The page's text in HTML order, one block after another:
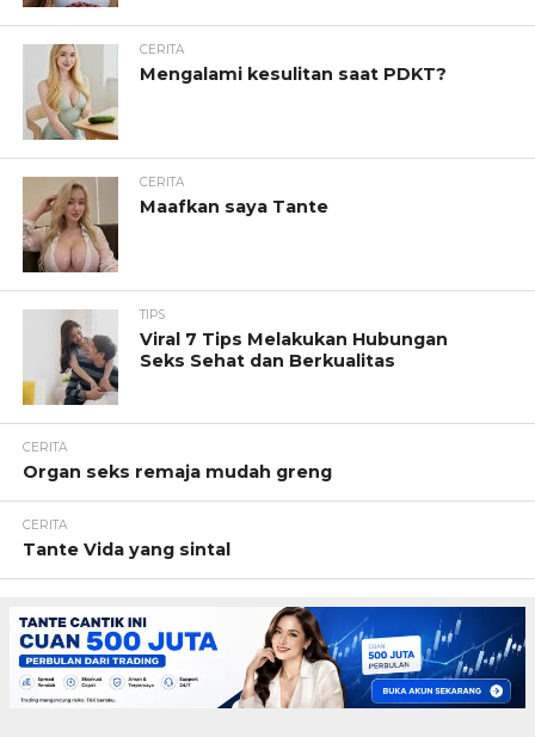
CERITA
Mengalami kesulitan saat PDKT?
CERITA
Maafkan saya Tante
TIPS
Viral 7 Tips Melakukan Hubungan
Seks Sehat dan Berkualitas
CERITA
Organ seks remaja mudah greng
CERITA
Tante Vida yang sintal